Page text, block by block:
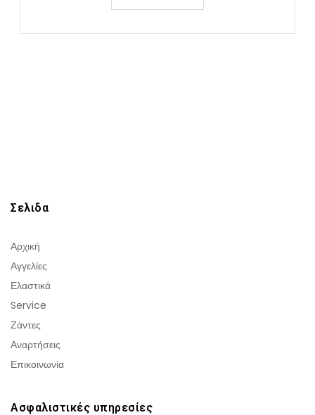
Σελιδα
Αρχική
Αγγελίες
Ελαστικά
Service
Ζάντες
Αναρτήσεις
Επικοινωνία
Ασφαλιστικές υπηρεσίες